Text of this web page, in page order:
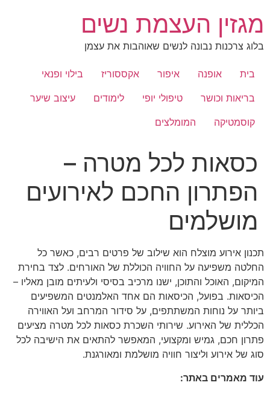
לתוכן
מגזין העצמת נשים
בלוג צרכנות נבונה לנשים שאוהבות את עצמן
בית אופנה איפור אקססוריז
בילוי ופנאי
בריאות וכושר
טיפולי יופי לימודים
עיצוב שיער
קוסמטיקה
המומלצים
כסאות לכל מטרה –
הפתרון החכם לאירועים
מושלמים
תכנון אירוע מוצלח הוא שילוב של פרטים רבים, כאשר כל
החלטה משפיעה על החוויה הכוללת של האורחים. לצד בחירת
המיקום, האוכל והתוכן, ישנו מרכיב בסיסי ולעיתים מובן מאליו –
הכיסאות. בפועל, הכיסאות הם אחד האלמנטים המשפיעים
ביותר על נוחות המשתתפים, על סידור המרחב ועל האווירה
הכללית של האירוע. שירותי השכרת כסאות לכל מטרה מציעים
פתרון חכם, גמיש ומקצועי, המאפשר להתאים את הישיבה לכל
סוג של אירוע וליצור חוויה מושלמת ומאורגנת.
עוד מאמרים באתר: